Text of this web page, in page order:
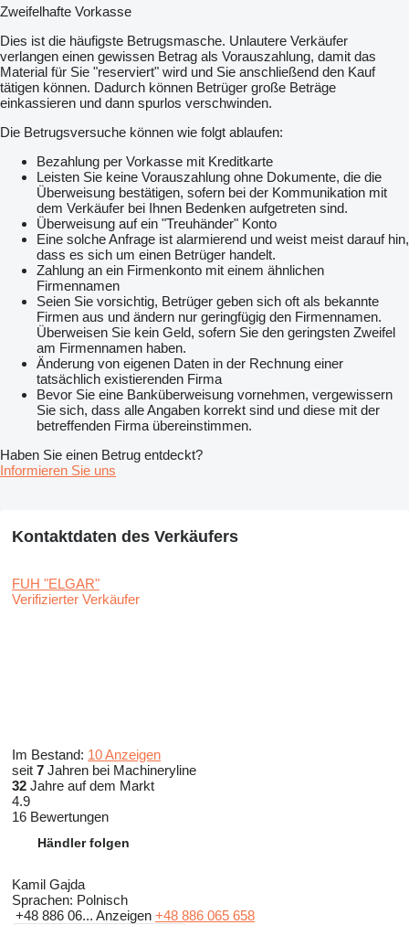
Zweifelhafte Vorkasse
Dies ist die häufigste Betrugsmasche. Unlautere Verkäufer
verlangen einen gewissen Betrag als Vorauszahlung, damit das
Material für Sie "reserviert" wird und Sie anschließend den Kauf
tätigen können. Dadurch können Betrüger große Beträge
einkassieren und dann spurlos verschwinden.
Die Betrugsversuche können wie folgt ablaufen:
Bezahlung per Vorkasse mit Kreditkarte
Leisten Sie keine Vorauszahlung ohne Dokumente, die die
Überweisung bestätigen, sofern bei der Kommunikation mit
dem Verkäufer bei Ihnen Bedenken aufgetreten sind.
Überweisung auf ein "Treuhänder" Konto
Eine solche Anfrage ist alarmierend und weist meist darauf hin,
dass es sich um einen Betrüger handelt.
Zahlung an ein Firmenkonto mit einem ähnlichen
Firmennamen
Seien Sie vorsichtig, Betrüger geben sich oft als bekannte
Firmen aus und ändern nur geringfügig den Firmennamen.
Überweisen Sie kein Geld, sofern Sie den geringsten Zweifel
am Firmennamen haben.
Änderung von eigenen Daten in der Rechnung einer
tatsächlich existierenden Firma
Bevor Sie eine Banküberweisung vornehmen, vergewissern
Sie sich, dass alle Angaben korrekt sind und diese mit der
betreffenden Firma übereinstimmen.
Haben Sie einen Betrug entdeckt?
Informieren Sie uns
Kontaktdaten des Verkäufers
FUH "ELGAR"
Verifizierter Verkäufer
Im Bestand: 10 Anzeigen
seit 7 Jahren bei Machineryline
32 Jahre auf dem Markt
4.9
16 Bewertungen
Händler folgen
Kamil Gajda
Sprachen: Polnisch
+48 886 06... Anzeigen +48 886 065 658